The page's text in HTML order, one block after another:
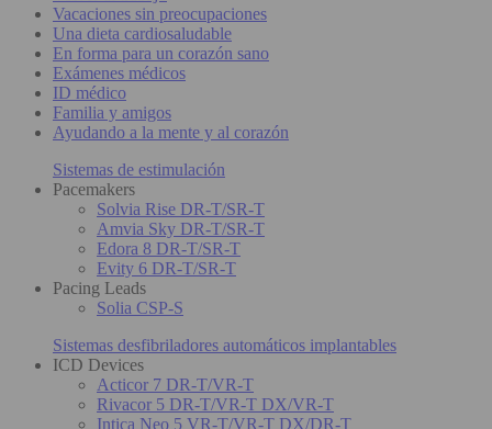
Vacaciones sin preocupaciones
Una dieta cardiosaludable
En forma para un corazón sano
Exámenes médicos
ID médico
Familia y amigos
Ayudando a la mente y al corazón
Sistemas de estimulación
Pacemakers
Solvia Rise DR-T/SR-T
Amvia Sky DR-T/SR-T
Edora 8 DR-T/SR-T
Evity 6 DR-T/SR-T
Pacing Leads
Solia CSP-S
Sistemas desfibriladores automáticos implantables
ICD Devices
Acticor 7 DR-T/VR-T
Rivacor 5 DR-T/VR-T DX/VR-T
Intica Neo 5 VR-T/VR-T DX/DR-T